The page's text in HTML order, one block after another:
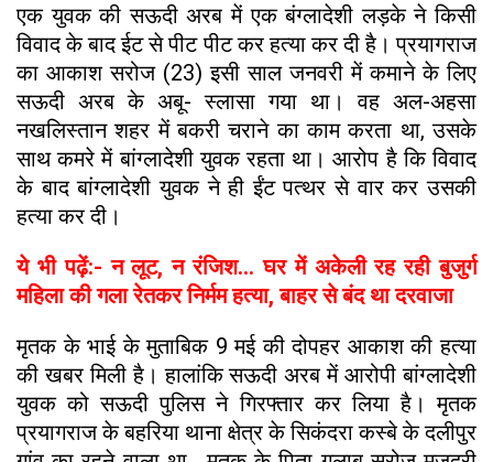
एक युवक की सऊदी अरब में एक बंग्लादेशी लड़के ने किसी
विवाद के बाद ईट से पीट पीट कर हत्या कर दी है। प्रयागराज
का आकाश सरोज (23) इसी साल जनवरी में कमाने के लिए
सऊदी अरब के अबू- स्लासा गया था। वह अल-अहसा
नखलिस्तान शहर में बकरी चराने का काम करता था, उसके
साथ कमरे में बांग्लादेशी युवक रहता था। आरोप है कि विवाद
के बाद बांग्लादेशी युवक ने ही ईंट पत्थर से वार कर उसकी
हत्या कर दी।
ये भी पढ़ें:- न लूट, न रंजिश... घर में अकेली रह रही बुजुर्ग
महिला की गला रेतकर निर्मम हत्या, बाहर से बंद था दरवाजा
मृतक के भाई के मुताबिक 9 मई की दोपहर आकाश की हत्या
की खबर मिली है। हालांकि सऊदी अरब में आरोपी बांग्लादेशी
युवक को सऊदी पुलिस ने गिरफ्तार कर लिया है। मृतक
प्रयागराज के बहरिया थाना क्षेत्र के सिकंदरा कस्बे के दलीपुर